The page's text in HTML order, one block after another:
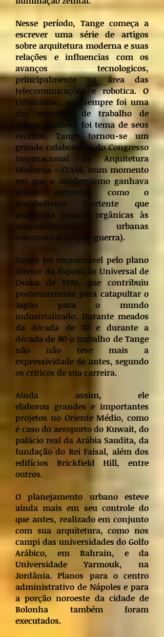
Nesse período, Tange começa a
escrever uma série de artigos
sobre arquitetura moderna e suas
relações e influencias com os
avanços tecnologicos,
principalmente na área das
telecomunicações e robotica. O
Urbanismo, que sempre foi uma
das vertentes de trabalho de
Tange, também foi tema de seus
escritos. Tange tornou-se um
grande colaborador do Congresso
Internacional de Arquitetura
Moderna - CIAM, num momento
em que o modernismo ganhava
novas vertentes, como o
metabolismo (vertente que
propunha formas orgânicas às
megaestruturas urbanas
construidas no pós-guerra).
Tange foi responsável pelo plano
diretor da Exposição Universal de
Osaka de 1970, que contribuiu
posteriormente para catapultar o
Japão para o mundo
industrializado. Durante meados
da década de 70 e durante a
década de 80 o trabalho de Tange
não não teve mais a
expressividade de antes, segundo
os criticos de sua carreira.
Ainda assim, ele
elaborou grandes e importantes
projetos no Oriente Médio, como
é caso do aeroporto do Kuwait, do
palácio real da Arábia Saudita, da
fundação do Rei Faisal, além dos
edifícios Brickfield Hill, entre
outros.
O planejamento urbano esteve
ainda mais em seu controle do
que antes, realizado em conjunto
com sua arquitetura, como nos
campi das universidades do Golfo
Arábico, em Bahrain, e da
Universidade Yarmouk, na
Jordânia. Planos para o centro
administrativo de Nápoles e para
a porção noroeste da cidade de
Bolonha também foram
executados.